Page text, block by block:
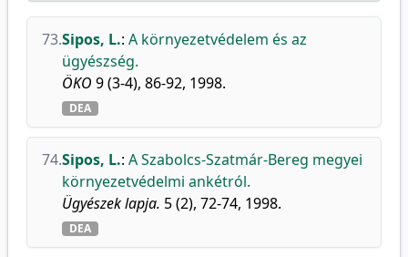
73.Sipos, L.: A környezetvédelem és az
ügyészség.
ÖKO 9 (3-4), 86-92, 1998.
DEA
74.Sipos, L.: A Szabolcs-Szatmár-Bereg megyei
környezetvédelmi ankétról.
Ügyészek lapja. 5 (2), 72-74, 1998.
DEA